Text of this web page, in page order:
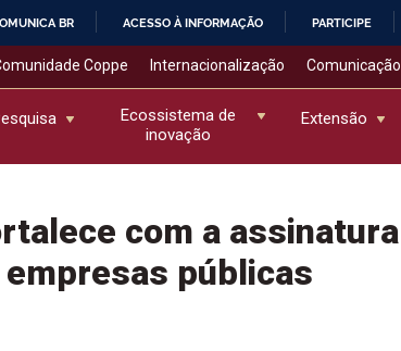
BR ACESSO À INFORMAÇÃO PARTICIPE
Coppe Internacionalização Comunicação
Ecossistema de
inovação
Extensão
com a assinatura
públicas